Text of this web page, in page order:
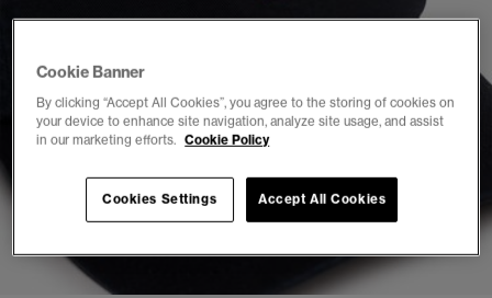
Cookie Banner
By clicking “Accept All Cookies”, you agree to the storing of cookies on
your device to enhance site navigation, analyze site usage, and assist
in our marketing efforts. Cookie Policy
Accept All Cookies
Cookies Settings